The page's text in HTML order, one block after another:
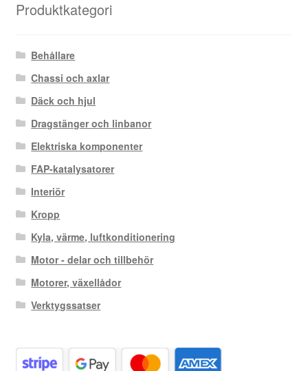
Produktkategori
Behållare
Chassi och axlar
Däck och hjul
Dragstänger och linbanor
Elektriska komponenter
FAP-katalysatorer
Interiör
Kropp
Kyla, värme, luftkonditionering
Motor - delar och tillbehör
Motorer, växellådor
Verktygssatser